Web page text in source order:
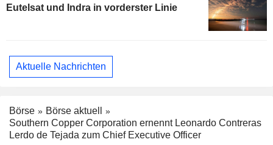
Eutelsat und Indra in vorderster Linie
Aktuelle Nachrichten
Börse
Börse aktuell
Southern Copper Corporation ernennt Leonardo Contreras
Lerdo de Tejada zum Chief Executive Officer